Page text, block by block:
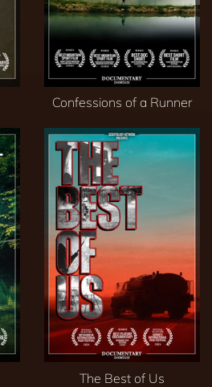
Confessions of a Runner
The Best of Us